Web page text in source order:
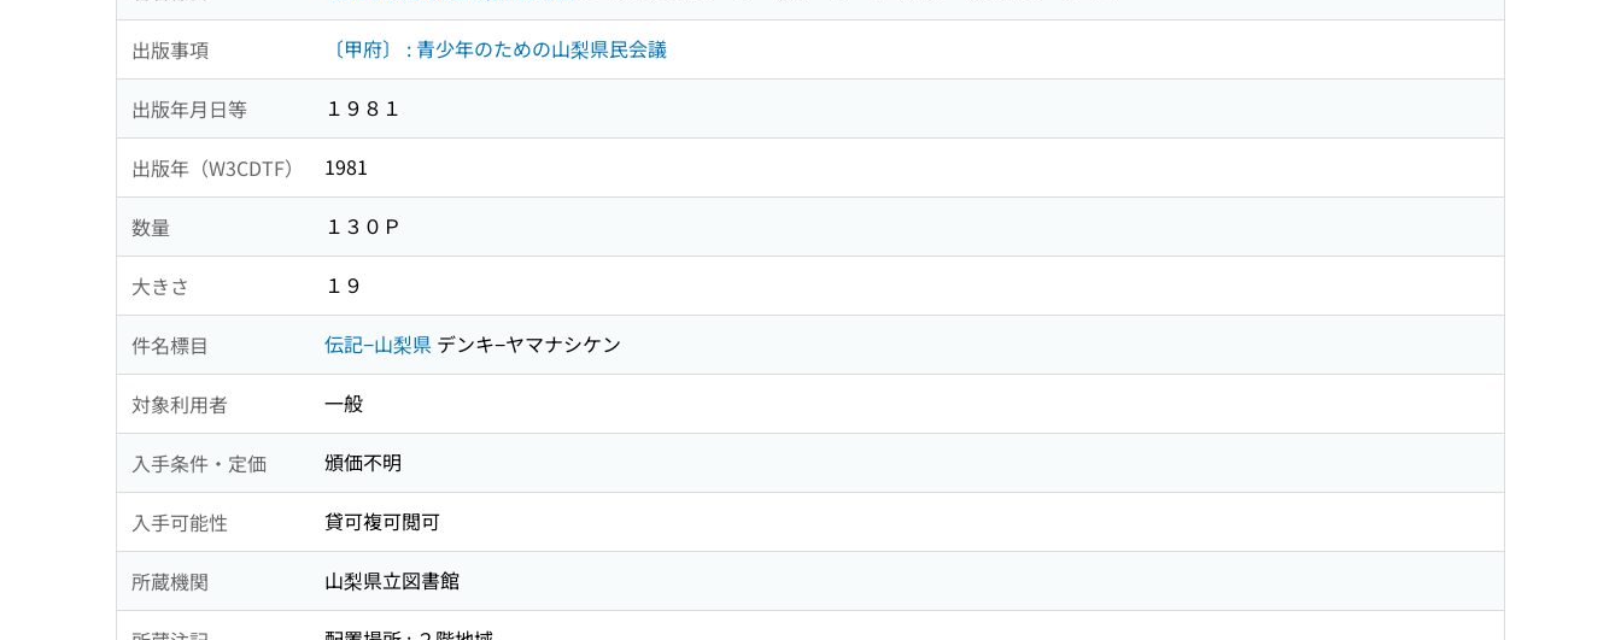
出版事項 〔甲府〕 : 青少年のための山梨県民会議
出版年月日等 １９８１
出版年（W3CDTF） 1981
数量 １３０Ｐ
大きさ １９
件名標目 伝記−山梨県 デンキ−ヤマナシケン
対象利用者 一般
入手条件・定価 頒価不明
入手可能性 貸可複可閲可
所蔵機関 山梨県立図書館